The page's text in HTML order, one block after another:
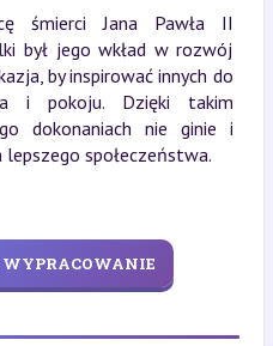
śmierci Jana Pawła II
był jego wkład w rozwój
by inspirować innych do
i pokoju. Dzięki takim
dokonaniach nie ginie i
społeczeństwa.